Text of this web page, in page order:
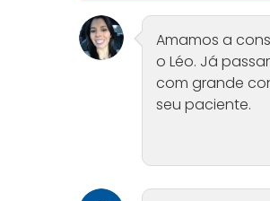
Amamos a
o Léo. Já
com grande
seu paciente.